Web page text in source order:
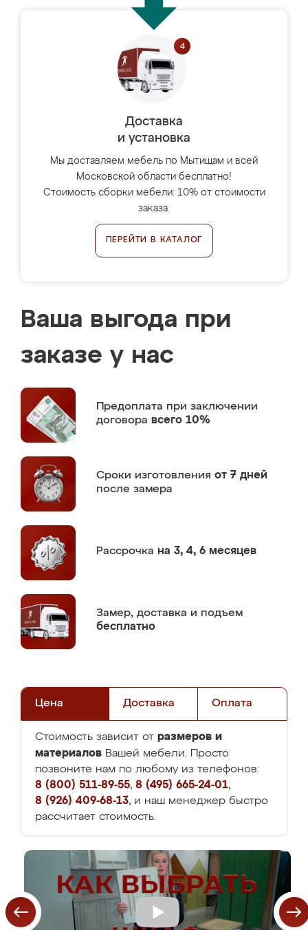
Доставка
и установка
Мы доставляем мебель по Мытищам и всей
Московской области бесплатно!
Стоимость сборки мебели: 10% от стоимости
заказа.
ПЕРЕЙТИ В КАТАЛОГ
Ваша выгода при
заказе у нас
Предоплата при заключении
договора всего 10%
Сроки изготовления от 7 дней
после замера
Рассрочка на 3, 4, 6 месяцев
Замер, доставка и подъем
бесплатно
Цена Доставка Оплата
Стоимость зависит от размеров и
материалов Вашей мебели. Просто
позвоните нам по любому из телефонов:
8 (800) 511-89-55, 8 (495) 665-24-01,
8 (926) 409-68-13, и наш менеджер быстро
рассчитает стоимость.